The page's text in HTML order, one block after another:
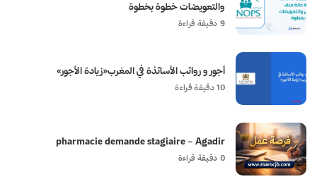
والتعويضات خطوة بخطوة
9 دقيقة قراءة
أجور و رواتب الأساتذة في المغرب«زيادة الأجور»
10 دقيقة قراءة
pharmacie demande stagiaire – Agadir
0 دقيقة قراءة